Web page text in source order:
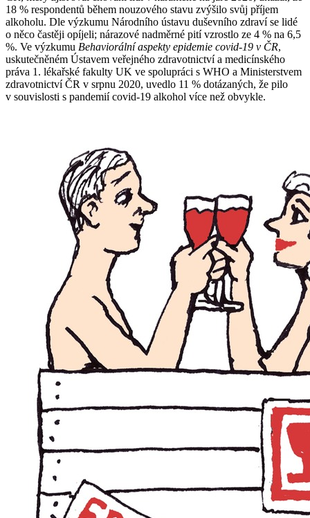
18 % respondentů během nouzového stavu zvýšilo svůj příjem
alkoholu. Dle výzkumu Národního ústavu duševního zdraví se lidé
o něco častěji opíjeli; nárazové nadměrné pití vzrostlo ze 4 % na 6,5
%. Ve výzkumu Behaviorální aspekty epidemie covid-19 v ČR,
uskutečněném Ústavem veřejného zdravotnictví a medicínského
práva 1. lékařské fakulty UK ve spolupráci s WHO a Ministerstvem
zdravotnictví ČR v srpnu 2020, uvedlo 11 % dotázaných, že pilo
v souvislosti s pandemií covid-19 alkohol více než obvykle.